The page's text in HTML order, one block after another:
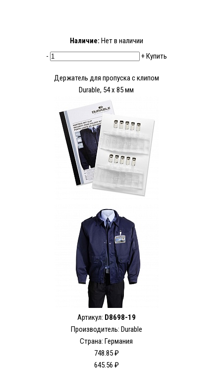
Наличие: Нет в наличии
-
+Купить
Держатель для пропуска с клипом
Durable, 54 x 85 мм
Артикул: D8698-19
Производитель: Durable
Страна: Германия
748.85 ₽
645.56 ₽